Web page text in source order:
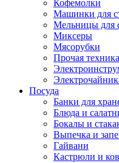
Кофемолки
Машинки для
Мельницы для
Миксеры
Мясорубки
Прочая
Посуда
Банки для
Блюда и
Бокалы и
Выпечка и
Гайвани
Кастрюли и